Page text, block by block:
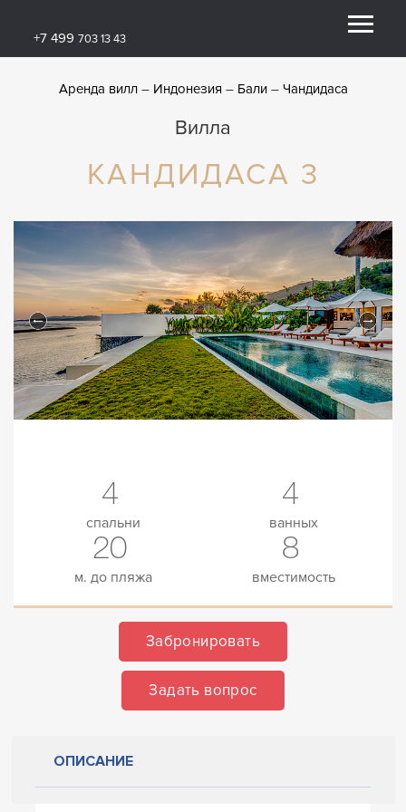
+7 499 703 13 43
Аренда вилл Индонезия Бали Чандидаса
Вилла
КАНДИДАСА 3
4
спальни
4
ванных
20
м. до пляжа
8
вместимость
Забронировать
Задать вопрос
ОПИСАНИЕ